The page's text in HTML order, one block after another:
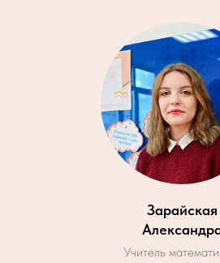
Зарайская
Учитель